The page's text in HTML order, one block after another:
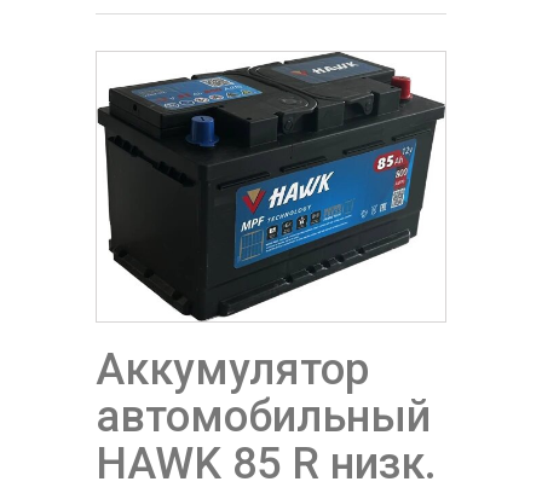
Аккумулятор
автомобильный
HAWK 85 R низк.